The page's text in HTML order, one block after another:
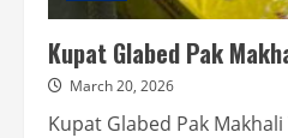
Kupat Glabed Pak
March 20, 2026
Kupat Glabed Pak